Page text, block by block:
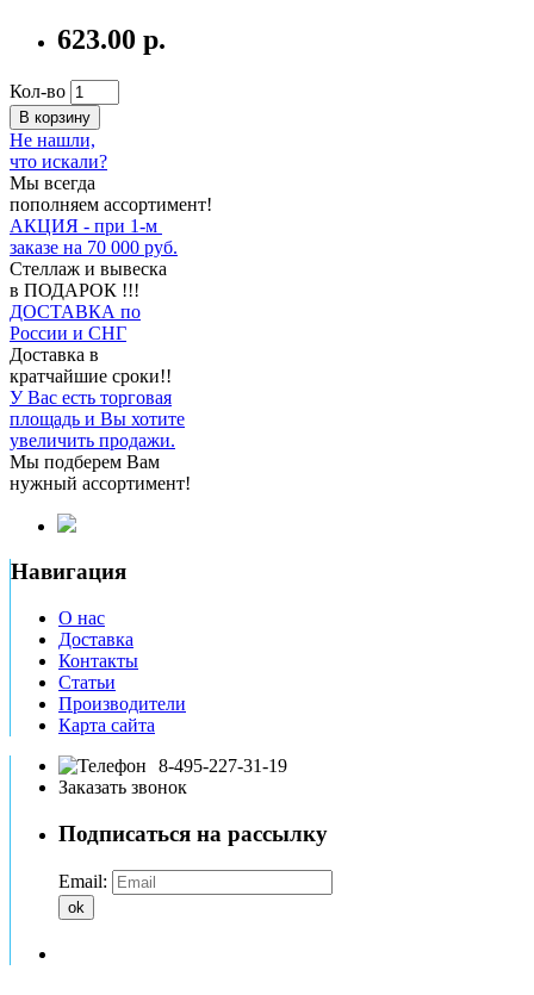
623.00 р.
Кол-во
В корзину
Не нашли,
что искали?
Мы всегда
пополняем ассортимент!
АКЦИЯ - при 1-м
заказе на 70 000 руб.
Стеллаж и вывеска
в ПОДАРОК !!!
ДОСТАВКА по
России и СНГ
Доставка в
кратчайшие сроки!!
У Вас есть торговая
площадь и Вы хотите
увеличить продажи.
Мы подберем Вам
нужный ассортимент!
Навигация
О нас
Доставка
Контакты
Статьи
Производители
Карта сайта
8-495-227-31-19
Заказать звонок
Подписаться на рассылку
Email:
ok